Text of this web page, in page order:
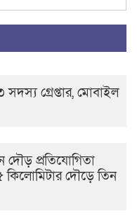
গ্রেপ্তার, মোবাইল
দৌড় প্রতিযোগিতা
কিলোমিটার দৌড়ে তিন